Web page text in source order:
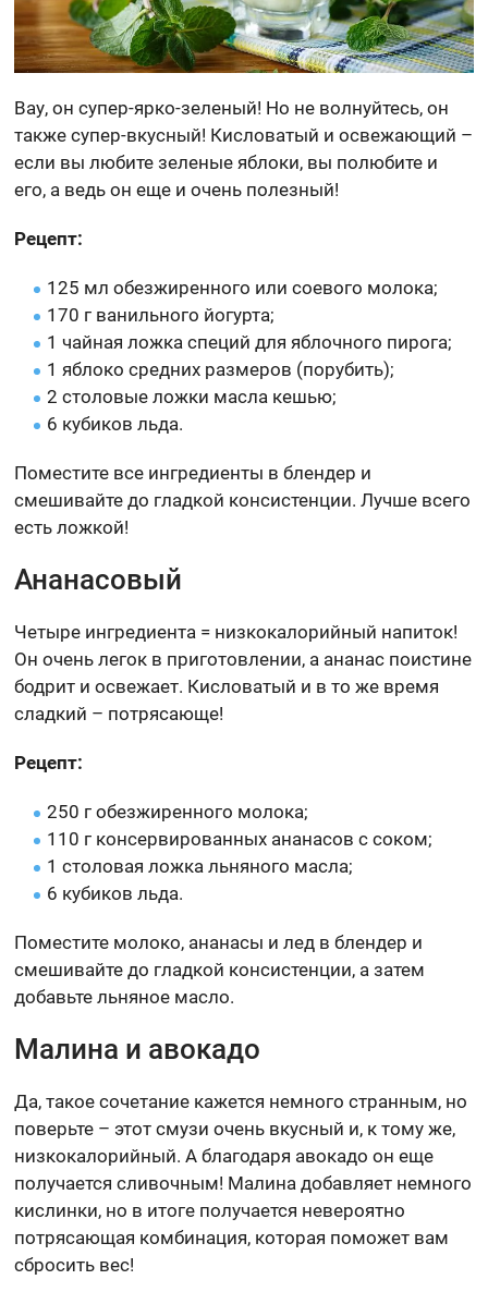
Вау, он супер-ярко-зеленый! Но не волнуйтесь, он
также супер-вкусный! Кисловатый и освежающий –
если вы любите зеленые яблоки, вы полюбите и
его, а ведь он еще и очень полезный!
Рецепт:
125 мл обезжиренного или соевого молока;
170 г ванильного йогурта;
1 чайная ложка специй для яблочного пирога;
1 яблоко средних размеров (порубить);
2 столовые ложки масла кешью;
6 кубиков льда.
Поместите все ингредиенты в блендер и
смешивайте до гладкой консистенции. Лучше всего
есть ложкой!
Ананасовый
Четыре ингредиента = низкокалорийный напиток!
Он очень легок в приготовлении, а ананас поистине
бодрит и освежает. Кисловатый и в то же время
сладкий – потрясающе!
Рецепт:
250 г обезжиренного молока;
110 г консервированных ананасов с соком;
1 столовая ложка льняного масла;
6 кубиков льда.
Поместите молоко, ананасы и лед в блендер и
смешивайте до гладкой консистенции, а затем
добавьте льняное масло.
Малина и авокадо
Да, такое сочетание кажется немного странным, но
поверьте – этот смузи очень вкусный и, к тому же,
низкокалорийный. А благодаря авокадо он еще
получается сливочным! Малина добавляет немного
кислинки, но в итоге получается невероятно
потрясающая комбинация, которая поможет вам
сбросить вес!